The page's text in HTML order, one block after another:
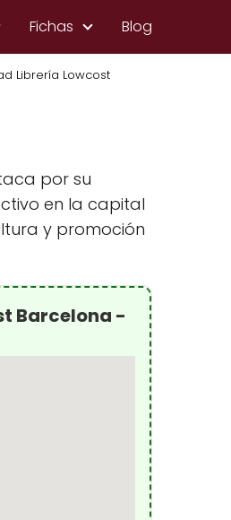
Fichas Blog
Librería Lowcost
por su
en la capital
y promoción
Barcelona -